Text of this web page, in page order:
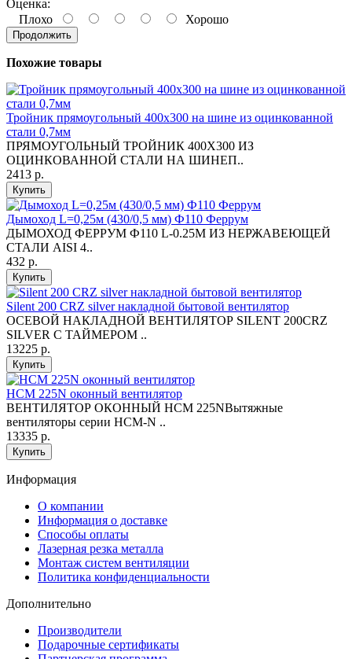
Оценка:
Плохо
Хорошо
Продолжить
Похожие товары
Тройник прямоугольный 400х300 на шине из оцинкованной
стали 0,7мм
ПРЯМОУГОЛЬНЫЙ ТРОЙНИК 400Х300 ИЗ
ОЦИНКОВАННОЙ СТАЛИ НА ШИНЕП..
2413 р.
Купить
Дымоход L=0,25м (430/0,5 мм) Ф110 Феррум
ДЫМОХОД ФЕРРУМ Ф110 L-0.25М ИЗ НЕРЖАВЕЮЩЕЙ
СТАЛИ AISI 4..
432 р.
Купить
Silent 200 CRZ silver накладной бытовой вентилятор
ОСЕВОЙ НАКЛАДНОЙ ВЕНТИЛЯТОР SILENT 200CRZ
SILVER С ТАЙМЕРОМ ..
13225 р.
Купить
HCM 225N оконный вентилятор
ВЕНТИЛЯТОР ОКОННЫЙ HCM 225NВытяжные
вентиляторы серии HCM-N ..
13335 р.
Купить
Информация
O компании
Информация о доставке
Способы оплаты
Лазерная резка металла
Монтаж систем вентиляции
Политика конфиденциальности
Дополнительно
Производители
Подарочные сертификаты